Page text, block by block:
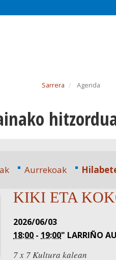
Sarrera Agenda
Aurrekoak
KIKI ETA
2026/06/03
18:00 - 19:00" LARRIÑO
7 x 7 Kultura kalean